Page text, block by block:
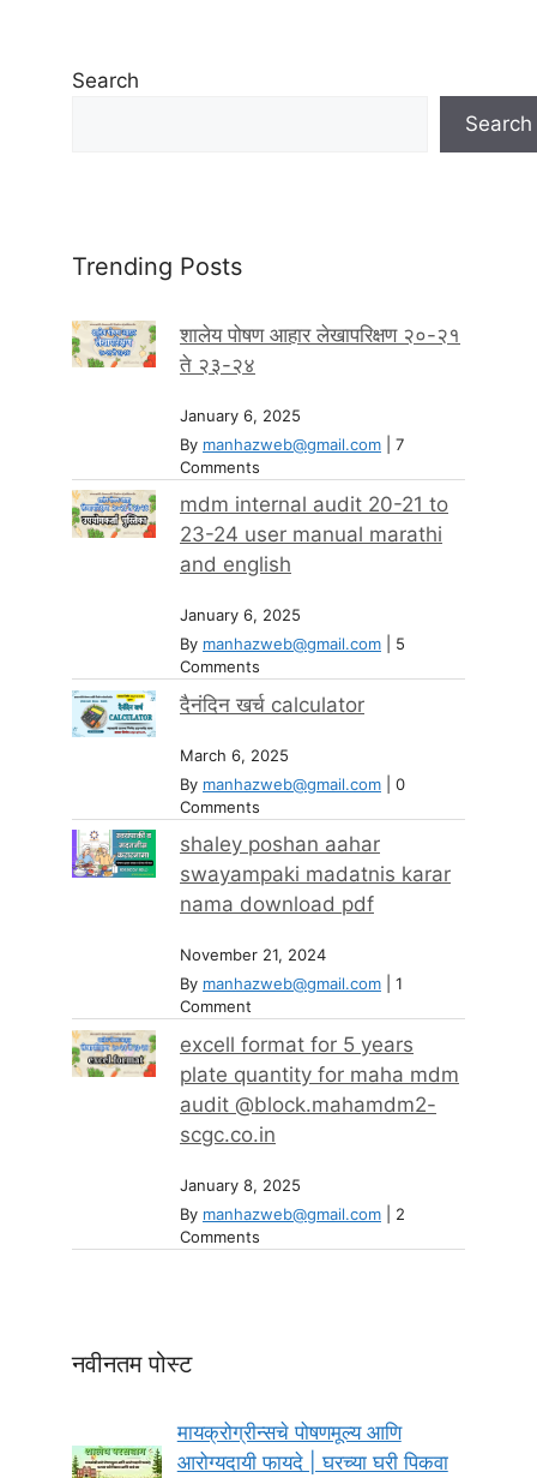
Search
Search
Trending Posts
शालेय पोषण आहार लेखापरिक्षण २०-२१
ते २३-२४
January 6, 2025
By manhazweb@gmail.com
7
Comments
mdm internal audit 20-21 to
23-24 user manual marathi
and english
January 6, 2025
By manhazweb@gmail.com
5
Comments
दैनंदिन खर्च calculator
March 6, 2025
By manhazweb@gmail.com
0
Comments
shaley poshan aahar
swayampaki madatnis karar
nama download pdf
November 21, 2024
By manhazweb@gmail.com
1
Comment
excell format for 5 years
plate quantity for maha mdm
audit @block.mahamdm2-
scgc.co.in
January 8, 2025
By manhazweb@gmail.com
2
Comments
नवीनतम पोस्ट
मायक्रोग्रीन्सचे पोषणमूल्य आणि
आरोग्यदायी फायदे | घरच्या घरी पिकवा